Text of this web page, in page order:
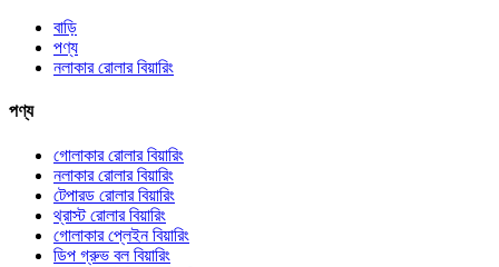
বাড়ি
পণ্য
নলাকার রোলার বিয়ারিং
পণ্য
গোলাকার রোলার বিয়ারিং
নলাকার রোলার বিয়ারিং
টেপারড রোলার বিয়ারিং
থ্রাস্ট রোলার বিয়ারিং
গোলাকার প্লেইন বিয়ারিং
ডিপ গ্রুভ বল বিয়ারিং